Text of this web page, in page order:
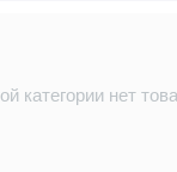
категории нет